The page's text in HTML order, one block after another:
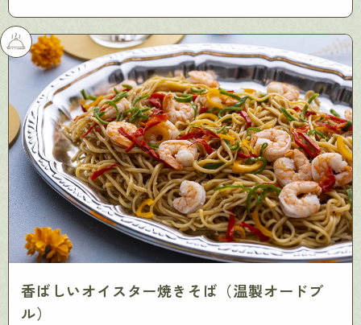
香ばしいオイスター焼きそば（温製オードブ
ル）